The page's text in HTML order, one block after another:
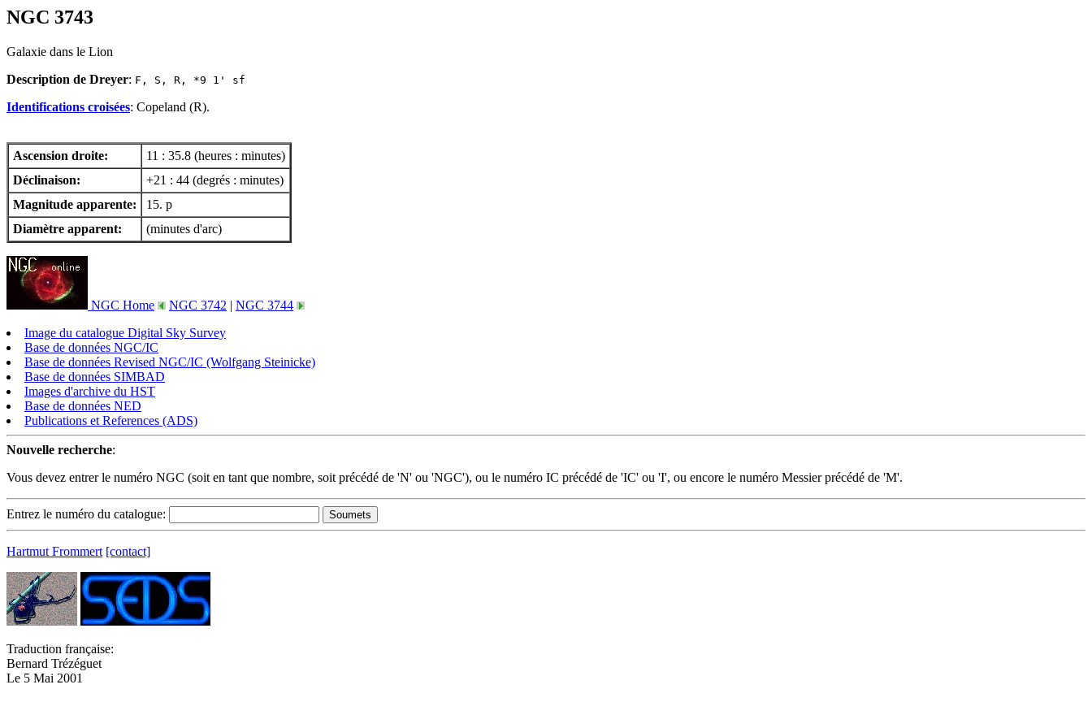
NGC 3743
Galaxie dans le Lion
Description de Dreyer: F, S, R, *9 1' sf
Identifications croisées: Copeland (R).
Ascension droite:
11 : 35.8 (heures : minutes)
Déclinaison:
+21 : 44 (degrés : minutes)
Magnitude apparente:
15. p
Diamètre apparent:
(minutes d'arc)
NGC Home NGC 3742 | NGC 3744
Image du catalogue Digital Sky Survey
Base de données NGC/IC
Base de données Revised NGC/IC (Wolfgang Steinicke)
Base de données SIMBAD
Images d'archive du HST
Base de données NED
Publications et References (ADS)
Nouvelle recherche:
Vous devez entrer le numéro NGC (soit en tant que nombre, soit précédé de 'N' ou 'NGC'), ou le numéro IC précédé de 'IC' ou 'I', ou encore le numéro Messier précédé de 'M'.
Entrez le numéro du catalogue:
Hartmut Frommert [contact]
Traduction française:
Bernard Trézéguet
Le 5 Mai 2001